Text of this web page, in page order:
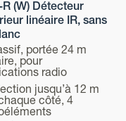
R (W) Détecteur
linéaire IR, sans
portée 24 m
pour
radio
jusqu’à 12 m
côté, 4